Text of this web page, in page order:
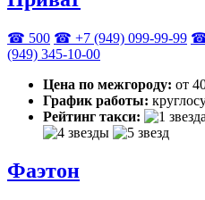
☎ 500 ☎ +7 (949) 099-99-99 ☎
(949) 345-10-00
Цена по межгороду: от
График работы:
Рейтинг такси:
Фаэтон